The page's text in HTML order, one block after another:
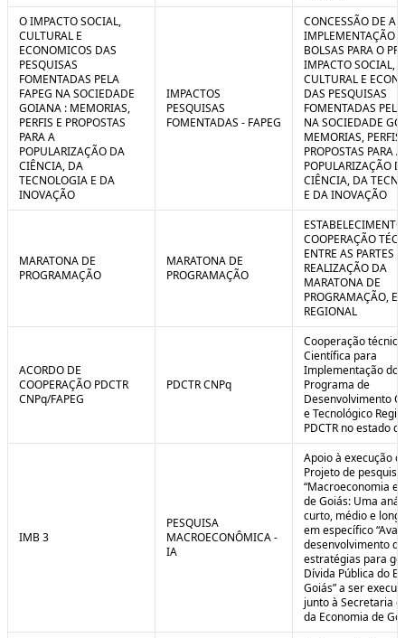
O IMPACTO SOCIAL,
CULTURAL E
ECONOMICOS DAS
PESQUISAS
FOMENTADAS PELA
FAPEG NA SOCIEDADE
GOIANA : MEMORIAS,
PERFIS E PROPOSTAS
PARA A
POPULARIZAÇÃO DA
CIÊNCIA, DA
TECNOLOGIA E DA
INOVAÇÃO
IMPACTOS
PESQUISAS
FOMENTADAS - FAPEG
CONCESSÃO DE
IMPLEMENTAÇÃO
BOLSAS PARA O
IMPACTO SOCIAL,
CULTURAL E
DAS PESQUISAS
FOMENTADAS
NA SOCIEDADE
MEMORIAS, PERFIS
PROPOSTAS PARA A
POPULARIZAÇÃO
CIÊNCIA, DA
E DA INOVAÇÃO
MARATONA DE
PROGRAMAÇÃO
MARATONA DE
PROGRAMAÇÃO
COOPERAÇÃO
ENTRE AS PARTES
REALIZAÇÃO DA
MARATONA DE
PROGRAMAÇÃO,
REGIONAL
ACORDO DE
COOPERAÇÃO PDCTR
CNPq/FAPEG
PDCTR CNPq
Cooperação
Científica para
Implementação do
Programa de
Desenvolvimento
e Tecnológico
PDCTR no estado
IMB 3
PESQUISA
MACROECONÔMICA -
IA
Apoio à execução
Projeto de pesquisa
“Macroeconomia e
de Goiás: Uma
curto, médio e
em específico
desenvolvimento de
estratégias para
Dívida Pública do
Goiás” a ser
junto à Secretaria
da Economia de